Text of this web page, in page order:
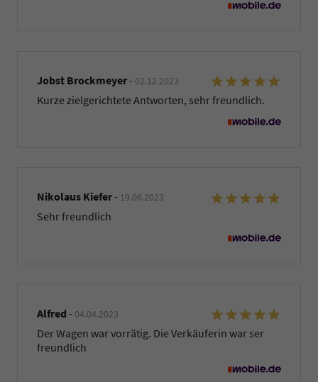
Jobst Brockmeyer- 02.12.2023
Kurze zielgerichtete Antworten, sehr freundlich.
Nikolaus Kiefer- 19.06.2023
Sehr freundlich
Alfred - 04.04.2023
Der Wagen war vorrätig. Die Verkäuferin war ser
freundlich